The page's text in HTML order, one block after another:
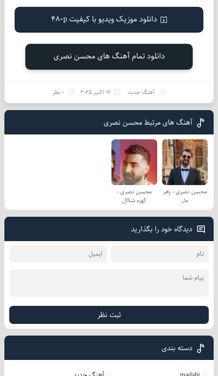
دانلود موزیک ویدیو با کیفیت 480p
دانلود تمام آهنگ های محسن نصری
آهنگ جدید 16 اکتبر 2025 0 نظر
آهنگ های مرتبط محسن نصری
محسن نصری - زهر
مار
محسن نصری -
کهره شکال
دیدگاه خود را بگذارید
ثبت نظر
دسته بندی